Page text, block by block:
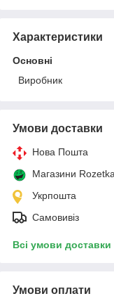
Характеристики
Основні
Виробник
Умови доставки
Нова Пошта
Магазини Rozetka
Укрпошта
Самовивіз
Всі умови доставки
Умови оплати